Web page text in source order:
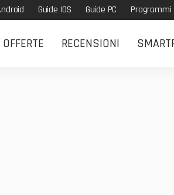
Guide IOS Guide PC Programmi
OFFERTE RECENSIONI